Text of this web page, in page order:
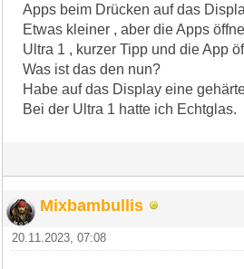
Apps beim Drücken auf das
Etwas kleiner , aber die Apps
Ultra 1 , kurzer Tipp und die App
Was ist das den nun?
Habe auf das Display eine
Bei der Ultra 1 hatte ich Echtglas.
Mixbambullis
20.11.2023, 07:08